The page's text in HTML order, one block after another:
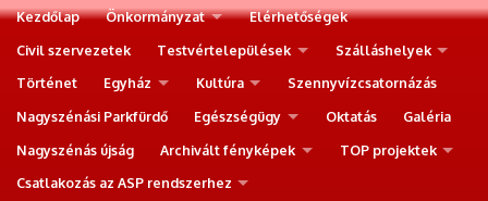
Kezdőlap Önkormányzat
Elérhetőségek
Civil szervezetek
Testvértelepülések
Szálláshelyek
Történet
Egyház Kultúra
Szennyvízcsatornázás
Nagyszénási Parkfürdő
Egészségügy Oktatás
Galéria
Nagyszénás újság
Archivált fényképek
TOP projektek
Csatlakozás az ASP rendszerhez